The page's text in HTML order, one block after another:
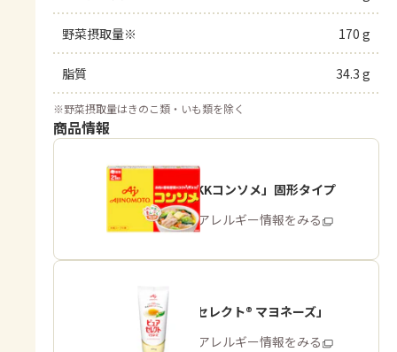
野菜摂取量※ 170 g
脂質 34.3 g
※野菜摂取量はきのこ類・いも類を除く
商品情報
「味の素KKコンソメ」固形タイプ
商品・アレルギー情報をみる
「ピュアセレクト® マヨネーズ」
商品・アレルギー情報をみる